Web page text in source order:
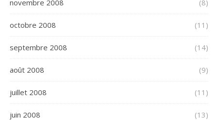
novembre 2008 (8)
octobre 2008 (11)
septembre 2008 (14)
août 2008 (9)
juillet 2008 (11)
juin 2008 (13)